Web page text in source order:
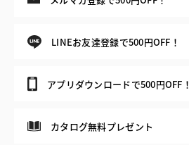
LINEお友達登録で500円OFF！
アプリダウンロードで500円OFF！
カタログ無料プレゼント